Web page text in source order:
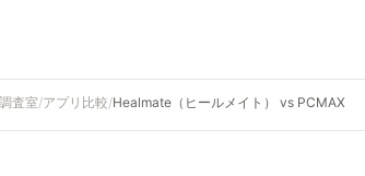
査室/アプリ比較/Healmate（ヒールメイト） vs PCMAX